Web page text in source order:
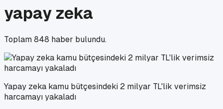
yapay zeka
Toplam848 haber bulundu.
Yapay zeka kamu bütçesindeki 2 milyar TL'lik verimsiz
harcamayı yakaladı